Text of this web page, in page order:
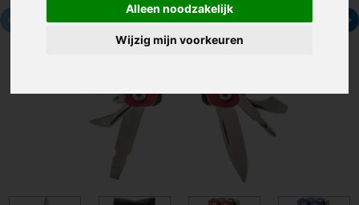
Alleen noodzakelijk
Wijzig mijn voorkeuren